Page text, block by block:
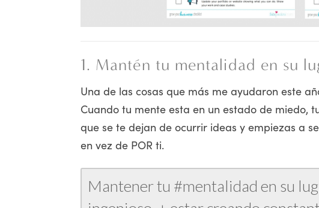
1. Mantén tu mentalidad en su
Una de las cosas que más me ayudaron este
Cuando tu mente esta en un estado de miedo,
que se te dejan de ocurrir ideas y empiezas a
en vez de POR ti.
Mantener tu #mentalidad en su